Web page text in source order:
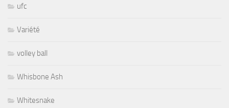
ufc
Variété
volley ball
Whisbone Ash
Whitesnake